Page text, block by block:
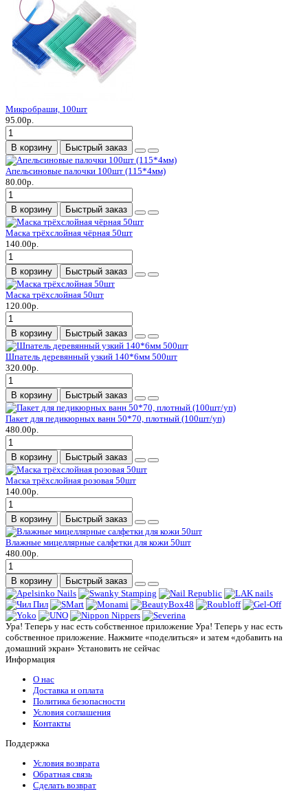
Микробраши, 100шт
95.00р.
В корзину Быстрый заказ
Апельсиновые палочки 100шт (115*4мм)
80.00р.
В корзину Быстрый заказ
Маска трёхслойная чёрная 50шт
140.00р.
В корзину Быстрый заказ
Маска трёхслойная 50шт
120.00р.
В корзину Быстрый заказ
Шпатель деревянный узкий 140*6мм 500шт
320.00р.
В корзину Быстрый заказ
Пакет для педикюрных ванн 50*70, плотный (100шт/уп)
480.00р.
В корзину Быстрый заказ
Маска трёхслойная розовая 50шт
140.00р.
В корзину Быстрый заказ
Влажные мицеллярные салфетки для кожи 50шт
480.00р.
В корзину Быстрый заказ
Ура! Теперь у нас есть собственное приложение Ура! Теперь у нас есть
собственное приложение. Нажмите «поделиться» и затем «добавить на
домашний экран» Установить не сейчас
Информация
О нас
Доставка и оплата
Политика безопасности
Условия соглашения
Контакты
Поддержка
Условия возврата
Обратная связь
Сделать возврат